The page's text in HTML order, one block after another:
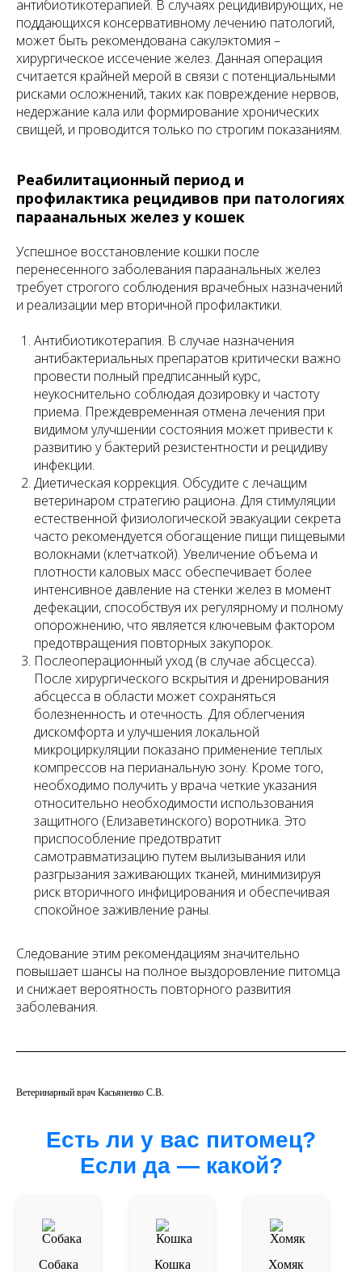
антибиотикотерапией. В случаях рецидивирующих, не
поддающихся консервативному лечению патологий,
может быть рекомендована сакулэктомия –
хирургическое иссечение желез. Данная операция
считается крайней мерой в связи с потенциальными
рисками осложнений, таких как повреждение нервов,
недержание кала или формирование хронических
свищей, и проводится только по строгим показаниям.
Реабилитационный период и
профилактика рецидивов при патологиях
параанальных желез у кошек
Успешное восстановление кошки после
перенесенного заболевания параанальных желез
требует строгого соблюдения врачебных назначений
и реализации мер вторичной профилактики.
Антибиотикотерапия. В случае назначения
антибактериальных препаратов критически важно
провести полный предписанный курс,
неукоснительно соблюдая дозировку и частоту
приема. Преждевременная отмена лечения при
видимом улучшении состояния может привести к
развитию у бактерий резистентности и рецидиву
инфекции.
Диетическая коррекция. Обсудите с лечащим
ветеринаром стратегию рациона. Для стимуляции
естественной физиологической эвакуации секрета
часто рекомендуется обогащение пищи пищевыми
волокнами (клетчаткой). Увеличение объема и
плотности каловых масс обеспечивает более
интенсивное давление на стенки желез в момент
дефекации, способствуя их регулярному и полному
опорожнению, что является ключевым фактором
предотвращения повторных закупорок.
Послеоперационный уход (в случае абсцесса).
После хирургического вскрытия и дренирования
абсцесса в области может сохраняться
болезненность и отечность. Для облегчения
дискомфорта и улучшения локальной
микроциркуляции показано применение теплых
компрессов на перианальную зону. Кроме того,
необходимо получить у врача четкие указания
относительно необходимости использования
защитного (Елизаветинского) воротника. Это
приспособление предотвратит
самотравматизацию путем вылизывания или
разгрызания заживающих тканей, минимизируя
риск вторичного инфицирования и обеспечивая
спокойное заживление раны.
Следование этим рекомендациям значительно
повышает шансы на полное выздоровление питомца
и снижает вероятность повторного развития
заболевания.
Ветеринарный врач Касьяненко С.В.
Есть ли у вас питомец?
Если да — какой?
Собака Кошка Хомяк